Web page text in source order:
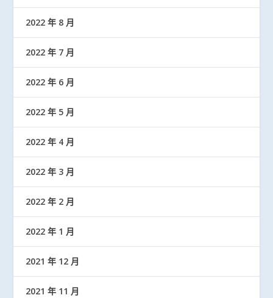
2022 年 8 月
2022 年 7 月
2022 年 6 月
2022 年 5 月
2022 年 4 月
2022 年 3 月
2022 年 2 月
2022 年 1 月
2021 年 12 月
2021 年 11 月